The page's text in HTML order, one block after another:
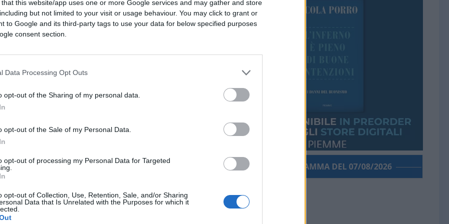
that this website/app uses one or more Google services and may gather and store
but not limited to your visit or usage behaviour. You may click to grant or
to Google and its third-party tags to use your data for below specified purposes
consent section.
Data Processing Opt Outs
opt-out of the Sharing of my personal data.
opt-out of the Sale of my Personal Data.
opt-out of processing my Personal Data for Targeted
opt-out of Collection, Use, Retention, Sale, and/or Sharing
Data that Is Unrelated with the Purposes for which it
PORROGRAMMA DEL 07/08/2026